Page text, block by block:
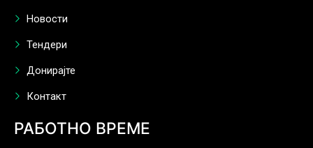
Новости
Тендери
Донирајте
Контакт
РАБОТНО ВРЕМЕ